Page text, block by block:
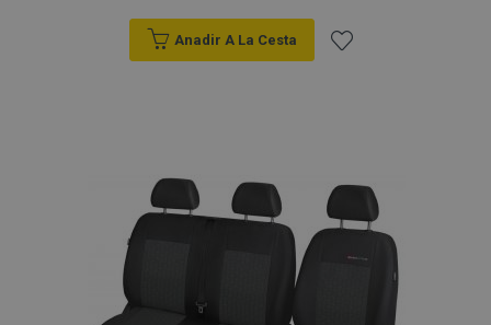
Anadir A La Cesta
de
Deseos